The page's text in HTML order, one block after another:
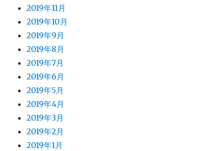
2019年11月
2019年10月
2019年9月
2019年8月
2019年7月
2019年6月
2019年5月
2019年4月
2019年3月
2019年2月
2019年1月